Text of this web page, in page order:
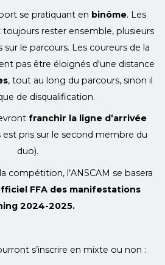
se pratiquant en binôme. Les
rester ensemble, plusieurs
le parcours. Les coureurs de la
pas être éloignés d'une distance
, tout au long du parcours, sinon il
de disqualification.
franchir la ligne d’arrivée
pris sur le second membre du
duo).
compétition, l’ANSCAM se basera
FFA des manifestations
2024-2025.
s’inscrire en mixte ou non :